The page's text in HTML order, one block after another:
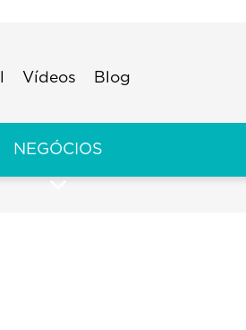
Vídeos Blog
NEGÓCIOS